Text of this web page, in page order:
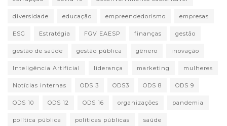
diversidade educação empreendedorismo empresas
ESG Estratégia FGV EAESP finanças gestão
gestão de saúde gestão pública gênero inovação
Inteligência Artificial liderança marketing mulheres
Notícias internas ODS 3 ODS3 ODS 8 ODS 9
ODS 10 ODS 12 ODS 16 organizações pandemia
política pública políticas públicas saúde